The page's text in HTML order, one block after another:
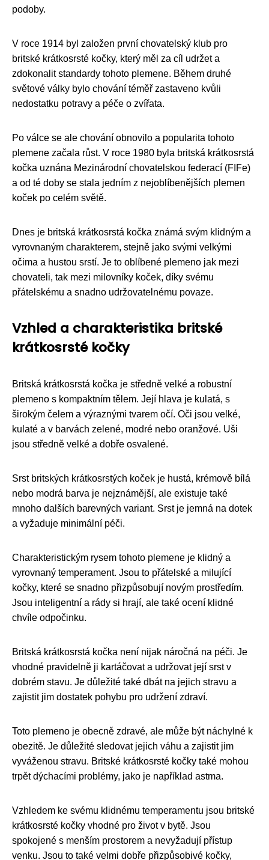
podoby.
V roce 1914 byl založen první chovatelský klub pro
britské krátkosrsté kočky, který měl za cíl udržet a
zdokonalit standardy tohoto plemene. Během druhé
světové války bylo chování téměř zastaveno kvůli
nedostatku potravy a péče o zvířata.
Po válce se ale chování obnovilo a popularita tohoto
plemene začala růst. V roce 1980 byla britská krátkosrstá
kočka uznána Mezinárodní chovatelskou federací (FIFe)
a od té doby se stala jedním z nejoblíbenějších plemen
koček po celém světě.
Dnes je britská krátkosrstá kočka známá svým klidným a
vyrovnaným charakterem, stejně jako svými velkými
očima a hustou srstí. Je to oblíbené plemeno jak mezi
chovateli, tak mezi milovníky koček, díky svému
přátelskému a snadno udržovatelnému povaze.
Vzhled a charakteristika britské
krátkosrsté kočky
Britská krátkosrstá kočka je středně velké a robustní
plemeno s kompaktním tělem. Její hlava je kulatá, s
širokým čelem a výraznými tvarem očí. Oči jsou velké,
kulaté a v barvách zelené, modré nebo oranžové. Uši
jsou středně velké a dobře osvalené.
Srst britských krátkosrstých koček je hustá, krémově bílá
nebo modrá barva je nejznámější, ale existuje také
mnoho dalších barevných variant. Srst je jemná na dotek
a vyžaduje minimální péči.
Charakteristickým rysem tohoto plemene je klidný a
vyrovnaný temperament. Jsou to přátelské a milující
kočky, které se snadno přizpůsobují novým prostředím.
Jsou inteligentní a rády si hrají, ale také ocení klidné
chvíle odpočinku.
Britská krátkosrstá kočka není nijak náročná na péči. Je
vhodné pravidelně ji kartáčovat a udržovat její srst v
dobrém stavu. Je důležité také dbát na jejich stravu a
zajistit jim dostatek pohybu pro udržení zdraví.
Toto plemeno je obecně zdravé, ale může být náchylné k
obezitě. Je důležité sledovat jejich váhu a zajistit jim
vyváženou stravu. Britské krátkosrsté kočky také mohou
trpět dýchacími problémy, jako je například astma.
Vzhledem ke svému klidnému temperamentu jsou britské
krátkosrsté kočky vhodné pro život v bytě. Jsou
spokojené s menším prostorem a nevyžadují přístup
venku. Jsou to také velmi dobře přizpůsobivé kočky,